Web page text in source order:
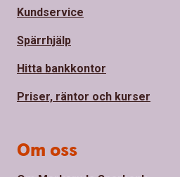
Kundservice
Spärrhjälp
Hitta bankkontor
Priser, räntor och kurser
Om oss